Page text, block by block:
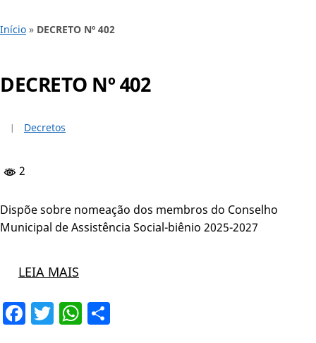
Início » DECRETO Nº 402
DECRETO Nº 402
Decretos
2
Dispõe sobre nomeação dos membros do Conselho
Municipal de Assistência Social-biênio 2025-2027
LEIA MAIS
Facebook
TwitterWhatsApp